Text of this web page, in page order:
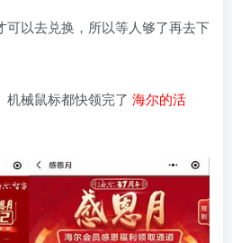
可以去兑换，所以等人够了再去下
械鼠标都快领完了 海尔的活